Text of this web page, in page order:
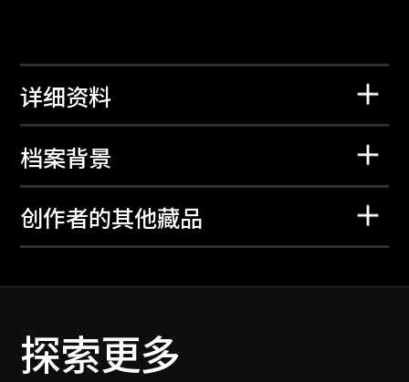
详细资料
档案背景
创作者的其他藏品
探索更多